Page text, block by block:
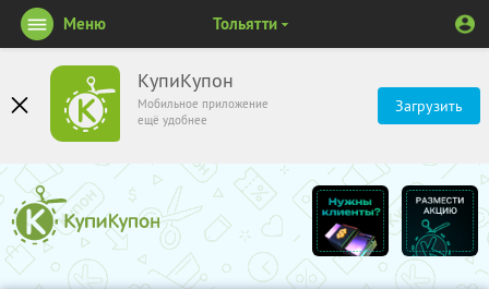
КупиКупон
Мобильное приложение
ещё удобнее
Загрузить
Меню Тольятти